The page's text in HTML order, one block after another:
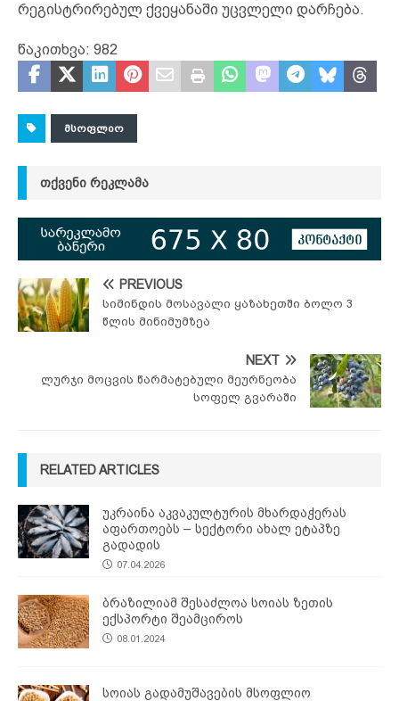
რეგისტრირებულ ქვეყანაში უცვლელი დარჩება.
წაკითხვა: 982
ᲛᲡᲝᲤᲚᲘᲝ
ᲗᲥᲕᲔᲜᲘ ᲠᲔᲙᲚᲐᲛᲐ
PREVIOUS
სიმინდის მოსავალი ყაზახეთში ბოლო 3
წლის მინიმუმზეა
NEXT
ლურჯი მოცვის წარმატებული მეურნეობა
სოფელ გვარაში
RELATED ARTICLES
უკრაინა აკვაკულტურის მხარდაჭერას
აფართოებს – სექტორი ახალ ეტაპზე
გადადის
07.04.2026
ბრაზილიამ შესაძლოა სოიას ზეთის
ექსპორტი შეამციროს
08.01.2024
სოიას გადამუშავების მსოფლიო